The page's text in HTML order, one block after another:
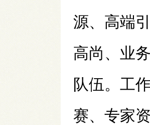
源、高端
高尚、业
队伍。工
赛、专家